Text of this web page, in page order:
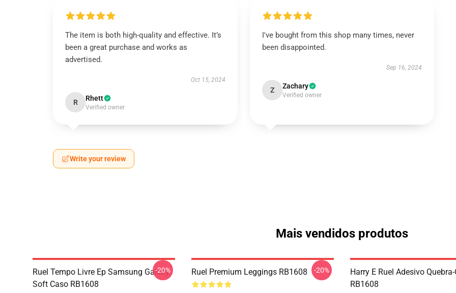
The item is both high-quality and effective. It’s
been a great purchase and works as
advertised.
Oct 15, 2024
R Rhett
Verified owner
I've bought from this shop many times, never
been disappointed.
Sep 16, 2024
Z Zachary
Verified owner
Write your review
Mais vendidos produtos
Ruel Tempo Livre Ep Samsung Galaxy
Soft Caso RB1608
-20% Ruel Premium Leggings RB1608 -20%
Harry E Ruel Adesivo
RB1608